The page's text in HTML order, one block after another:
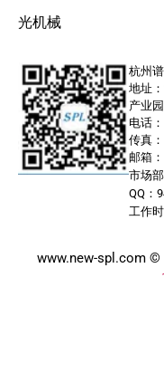
光机械
杭州
地址
产业
电话
传真
邮箱
市场
QQ：
工作
www.new-spl.com ©